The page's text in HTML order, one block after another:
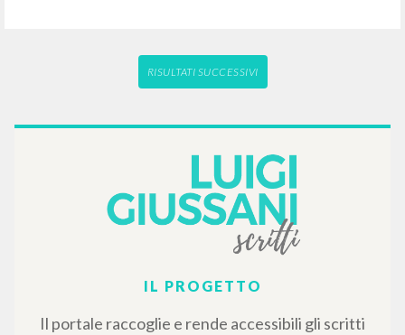
RISULTATI SUCCESSIVI
IL PROGETTO
Il portale raccoglie e rende accessibili gli scritti